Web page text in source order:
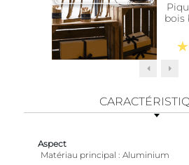
bois
Aspect
Matériau principal
Aluminium